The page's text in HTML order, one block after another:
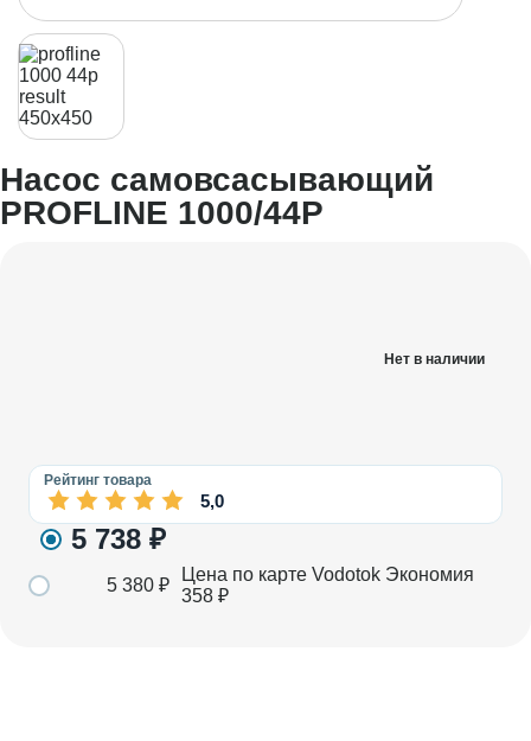
Насос самовсасывающий
PROFLINE 1000/44P
Нет в наличии
Рейтинг товара
5,0
5 738 ₽
5 380 ₽
Цена по карте Vodotok Экономия
358 ₽